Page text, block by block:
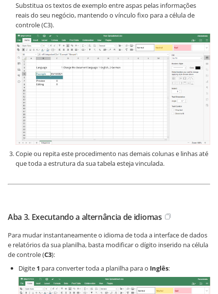
Substitua os textos de exemplo entre aspas pelas informações
reais do seu negócio, mantendo o vínculo fixo para a célula de
controle (C3).
Copie ou repita este procedimento nas demais colunas e linhas até
que toda a estrutura da sua tabela esteja vinculada.
Aba 3. Executando a alternância de idiomas
Para mudar instantaneamente o idioma de toda a interface de dados
e relatórios da sua planilha, basta modificar o dígito inserido na célula
de controle (C3):
Digite 1 para converter toda a planilha para o Inglês: